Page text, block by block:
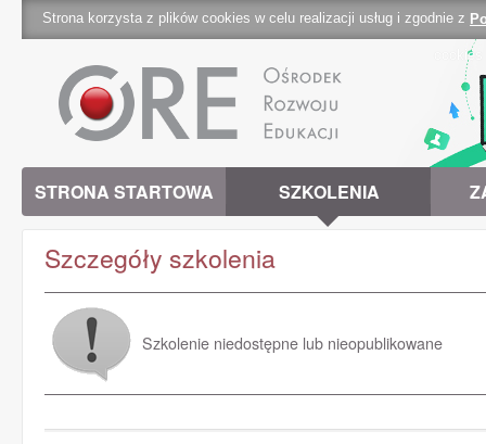
Strona korzysta z plików cookies w celu realizacji usług i zgodnie z
STRONA STARTOWA SZKOLENIA
Szczegóły szkolenia
Szkolenie niedostępne lub nieopublikowane